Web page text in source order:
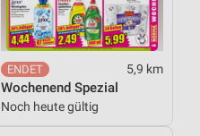
5,9 km
Wochenend Spezial
Noch heute gültig